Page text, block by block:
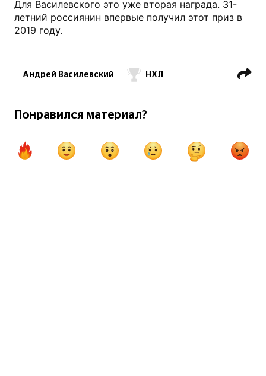
Для Василевского это уже вторая награда. 31-
летний россиянин впервые получил этот приз в
2019 году.
Андрей Василевский НХЛ
Везина Трофи
Понравился материал?